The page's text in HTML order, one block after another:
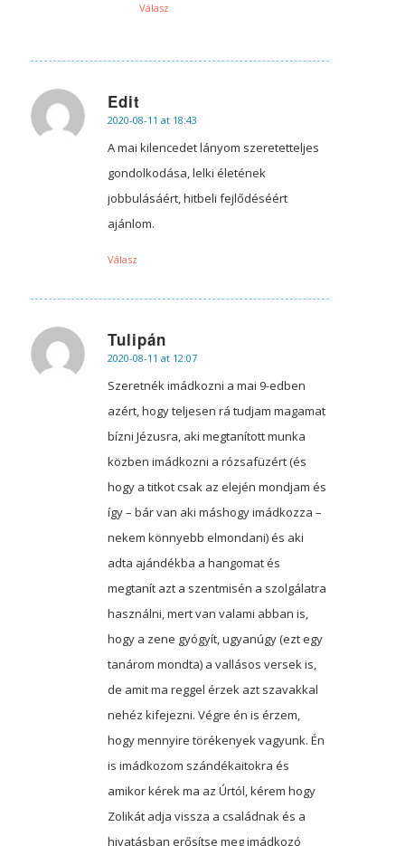
Válasz
Edit
says:
2020-08-11 at 18:43
A mai kilencedet lányom szeretetteljes
gondolkodása, lelki életének
jobbulásáért, hitbeli fejlődéséért
ajánlom.
Válasz
Tulipán
says:
2020-08-11 at 12:07
Szeretnék imádkozni a mai 9-edben
azért, hogy teljesen rá tudjam magamat
bízni Jézusra, aki megtanított munka
közben imádkozni a rózsafüzért (és
hogy a titkot csak az elején mondjam és
így – bár van aki máshogy imádkozza –
nekem könnyebb elmondani) és aki
adta ajándékba a hangomat és
megtanít azt a szentmisén a szolgálatra
használni, mert van valami abban is,
hogy a zene gyógyít, ugyanúgy (ezt egy
tanárom mondta) a vallásos versek is,
de amit ma reggel érzek azt szavakkal
nehéz kifejezni. Végre én is érzem,
hogy mennyire törékenyek vagyunk. Én
is imádkozom szándékaitokra és
amikor kérek ma az Úrtól, kérem hogy
Zolikát adja vissza a családnak és a
hivatásban erősítse meg imádkozó